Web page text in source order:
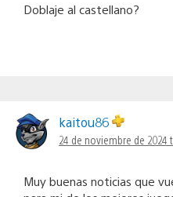
Doblaje al castellano?
kaitou86
24 de noviembre de
Muy buenas noticias que